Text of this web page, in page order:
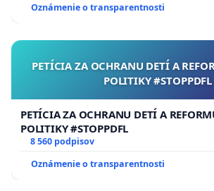
Oznámenie o transparentnosti
PETÍCIA ZA OCHRANU DETÍ A
POLITIKY #STOPPDFL
PETÍCIA ZA OCHRANU DETÍ A
POLITIKY #STOPPDFL
8 560 podpisov
Oznámenie o transparentnosti